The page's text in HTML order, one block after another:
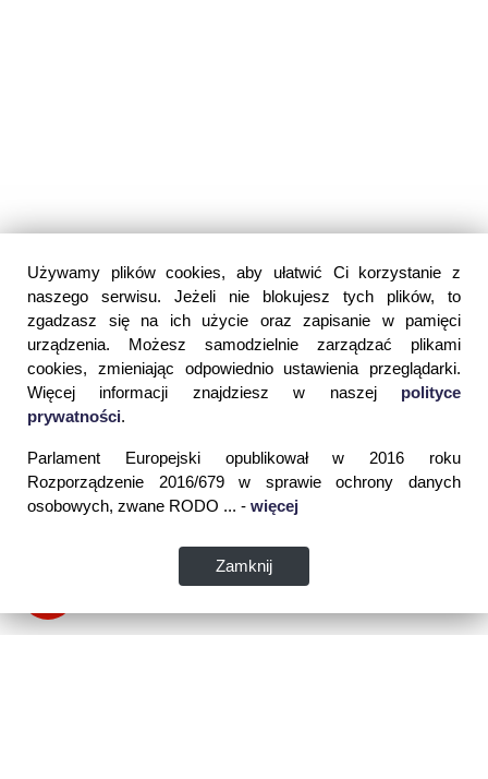
Używamy plików cookies, aby ułatwić Ci korzystanie z
naszego serwisu. Jeżeli nie blokujesz tych plików, to
zgadzasz się na ich użycie oraz zapisanie w pamięci
urządzenia. Możesz samodzielnie zarządzać plikami
cookies, zmieniając odpowiednio ustawienia przeglądarki.
Więcej informacji znajdziesz w naszej polityce
prywatności.
Parlament Europejski opublikował w 2016 roku
Rozporządzenie 2016/679 w sprawie ochrony danych
osobowych, zwane RODO ... - więcej
Zamknij